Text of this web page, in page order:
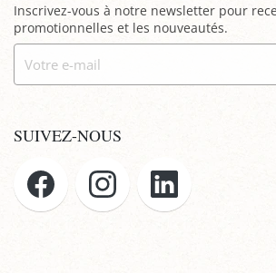
Inscrivez-vous à notre newsletter pour
promotionnelles et les nouveautés.
SUIVEZ-NOUS